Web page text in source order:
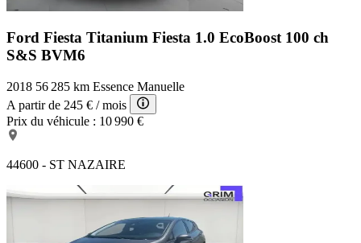
Ford Fiesta Titanium Fiesta 1.0 EcoBoost 100 ch
S&S BVM6
2018 56 285 km Essence Manuelle
A partir de 245 € / mois
Prix du véhicule : 10 990 €
44600 - ST NAZAIRE